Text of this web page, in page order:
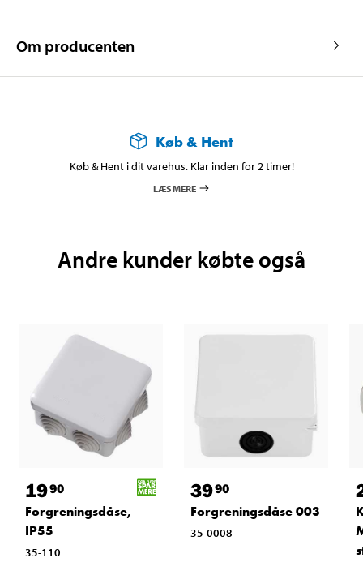
Om producenten
Køb & Hent
Køb & Hent i dit varehus. Klar inden for 2 timer!
LÆS MERE
Andre kunder købte også
1990
Forgreningsdåse,
IP55
35-110
3990
Forgreningsdåse 003
35-0008